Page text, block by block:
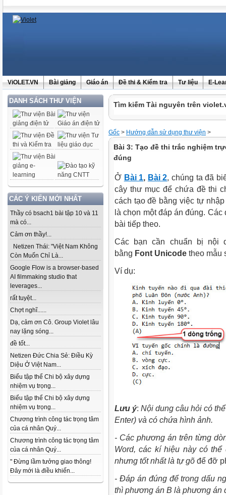
ViOLET.VN Bài giảng Giáo án Đề thi & Kiểm tra Tư liệu E-
DANH SÁCH THƯ VIỆN
CÁC Ý KIẾN MỚI NHẤT
Thầy có bsach1 bài tập 10 và 11
mà có...
Cảm ơn thầy!...
Netizen Thái: "Việt Nam Không
Còn Muốn Chỉ Là...
Google Flow is a browser-based
AI filmmaking studio that
leverages...
rất tuyệt...
Chợt nghĩ......
Dạ, cảm ơn Cô. Group Violet lâu
nay lặng sóng...
đề tốt...
Netizen Đức Chia Sẻ: Điều Kỳ
Diệu Ở Việt Nam...
Biểu tập thể Chi bộ xây dựng
nhiệm vụ trọng...
Biểu tập thể Chi bộ xây dựng
nhiệm vụ trọng...
Chương trình công tác trọng tâm
của cá nhân Quý...
Chương trình công tác trọng tâm
của cá nhân Quý...
" Đừng lầm tưởng giao thông!
Đây mới là điều khiến...
Tìm kiếm Tài nguyên trên
Gốc > Hướng dẫn sử dụng thư viện >
Bài 3: Tạo đề thi trắc nghiệm
đúng
Ở Bài 1, Bài 2, chúng ta đã
cây thư mục để chứa đề thi
cách tạo đề bằng việc tự
là chọn một đáp án đúng.
bài tiếp theo.
Các bạn cần chuẩn bị nội
bằng Font Unicode theo mẫu
Ví dụ:
Lưu ý:Nội dung câu hỏi có
Enter) và có chứa hình ảnh.
- Các phương án trên từng
Word, các kí hiệu này có
nhưng tốt nhất là tự gõ để đỡ
- Đáp án đúng để trong dấu
thì phương án B là phương án